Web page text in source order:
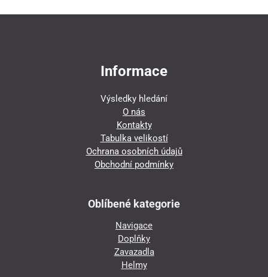
Informace
Výsledky hledání
O nás
Kontakty
Tabulka velikostí
Ochrana osobních údajů
Obchodní podmínky
Oblíbené kategorie
Navigace
Doplňky
Zavazadla
Helmy